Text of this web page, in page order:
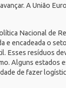
A União
Nacional de
e encadeada o
Esses resíduos
Alguns estados
de fazer